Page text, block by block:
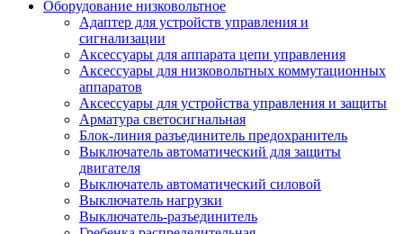
Оборудование низковольтное
Адаптер для устройств управления и
сигнализации
Аксессуары для аппарата цепи управления
Аксессуары для низковольтных коммутационных
аппаратов
Аксессуары для устройства управления и защиты
Арматура светосигнальная
Блок-линия разъединитель предохранитель
Выключатель автоматический для защиты
двигателя
Выключатель автоматический силовой
Выключатель нагрузки
Выключатель-разъединитель